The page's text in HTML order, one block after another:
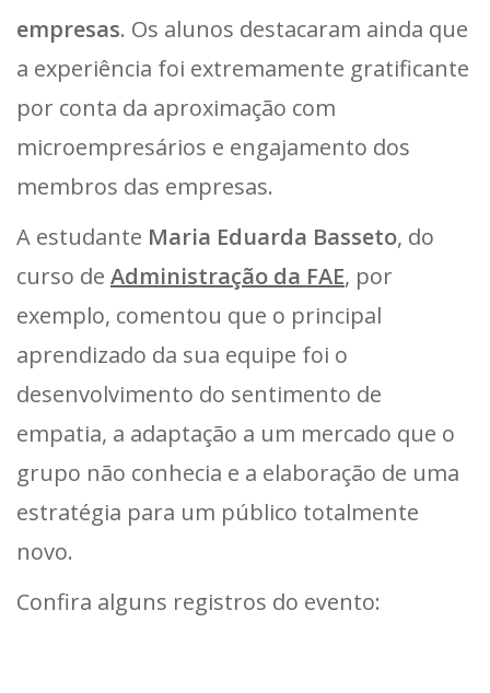
empresas. Os alunos destacaram ainda que
a experiência foi extremamente gratificante
por conta da aproximação com
microempresários e engajamento dos
membros das empresas.
A estudante Maria Eduarda Basseto, do
curso de Administração da FAE, por
exemplo, comentou que o principal
aprendizado da sua equipe foi o
desenvolvimento do sentimento de
empatia, a adaptação a um mercado que o
grupo não conhecia e a elaboração de uma
estratégia para um público totalmente
novo.
Confira alguns registros do evento: